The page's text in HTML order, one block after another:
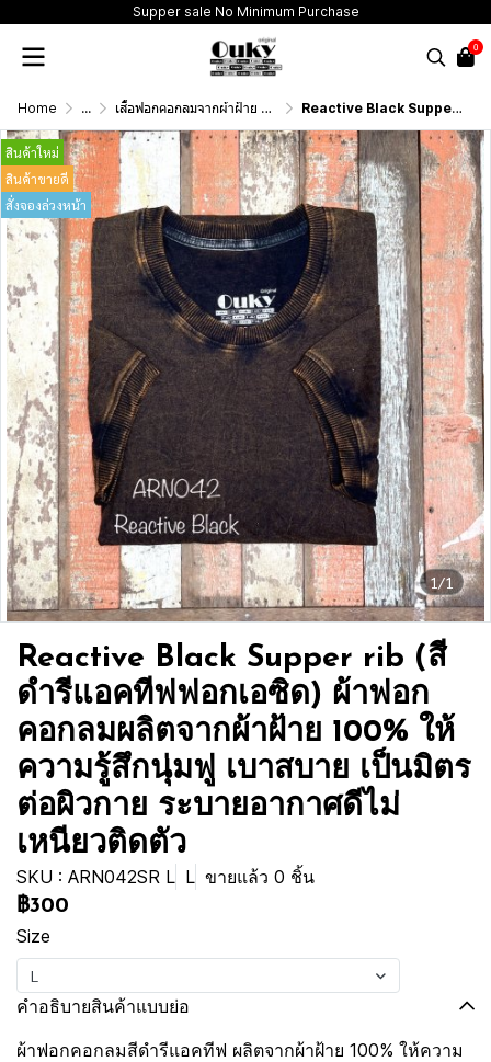
Supper sale No Minimum Purchase
0
Home ... เสื้อฟอกคอกลมจากผ้าฝ้าย 100% (T-Shirt Round Neck Vintage Washed Cotton 100%) Reactive Black Supper rib (สีดำรีแอคทีฟฟอกเอซิด) ผ้าฟอกคอกลมผลิตจากผ้าฝ้าย 100% ให้ความรู้สึกนุ่มฟู เบาสบาย เป็นมิตรต่อผิวกาย ระบายอากาศดีไม่เหนียวติดตัว
1/1
สินค้าใหม่
สินค้าขายดี
สั่งจองล่วงหน้า
Reactive Black Supper rib (สี
ดำรีแอคทีฟฟอกเอซิด) ผ้าฟอก
คอกลมผลิตจากผ้าฝ้าย 100% ให้
ความรู้สึกนุ่มฟู เบาสบาย เป็นมิตร
ต่อผิวกาย ระบายอากาศดีไม่
เหนียวติดตัว
SKU : ARN042SR L L ขายแล้ว 0 ชิ้น
฿300
Size
L
คำอธิบายสินค้าแบบย่อ
ผ้าฟอกคอกลมสีดำรีแอคทีฟ ผลิตจากผ้าฝ้าย 100% ให้ความ